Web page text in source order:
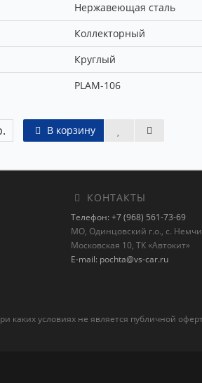
Нержавеющая сталь
Коллекторный
Круглый
PLAM-106
В корзину
КОНТАКТЫ
Телефон: +7 (968) 561-73-69
МО, Одинцовский г.о., с.
Московская 10, ТК «Автокит»
E-mail: pochta@vs-car.ru
условиях не является публичной